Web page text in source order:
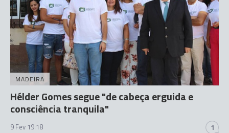
MADEIRA
Hélder Gomes segue "de cabeça erguida e
consciência tranquila"
9 Fev 19:18 1